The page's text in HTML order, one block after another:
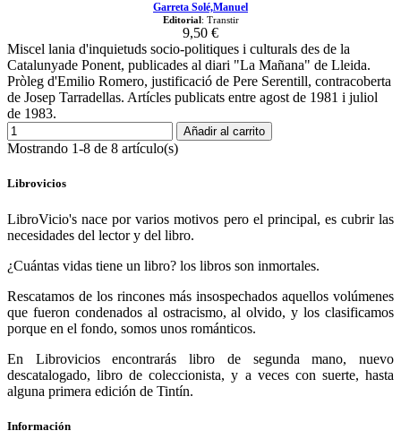
Garreta Solé,Manuel
Editorial : Transtir
9,50 €
Miscel lania d'inquietuds socio-politiques i culturals des de la
Catalunyade Ponent, publicades al diari "La Mañana" de Lleida.
Pròleg d'Emilio Romero, justificació de Pere Serentill, contracoberta
de Josep Tarradellas. Artícles publicats entre agost de 1981 i juliol
de 1983.
Añadir al carrito
Mostrando 1-8 de 8 artículo(s)
Librovicios
LibroVicio's nace por varios motivos pero el principal, es cubrir las
necesidades del lector y del libro.
¿Cuántas vidas tiene un libro? los libros son inmortales.
Rescatamos de los rincones más insospechados aquellos volúmenes
que fueron condenados al ostracismo, al olvido, y los clasificamos
porque en el fondo, somos unos románticos.
En Librovicios encontrarás libro de segunda mano, nuevo
descatalogado, libro de coleccionista, y a veces con suerte, hasta
alguna primera edición de Tintín.
Información